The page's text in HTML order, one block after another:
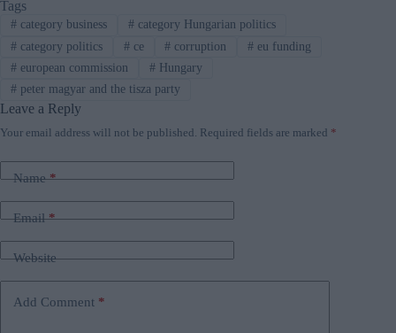
Tags
#category business #category Hungarian politics
#category politics #ce # corruption # eu funding
#european commission #Hungary
#peter magyar and the tisza party
Leave a Reply
Your email address will not be published. Required fields are marked *
Name*
Email*
Website
Add Comment *